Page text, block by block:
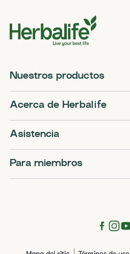
Nuestros productos
Acerca de Herbalife
Asistencia
Para miembros